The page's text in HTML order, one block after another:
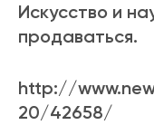
Искусство и
продаваться.
http://
20/42658/